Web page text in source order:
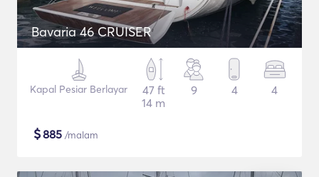
Bavaria 46 CRUISER
Kapal Pesiar Berlayar
47 ft
14 m
9 4 4
$885 /malam